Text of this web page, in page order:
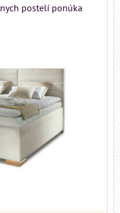
postelí ponúka